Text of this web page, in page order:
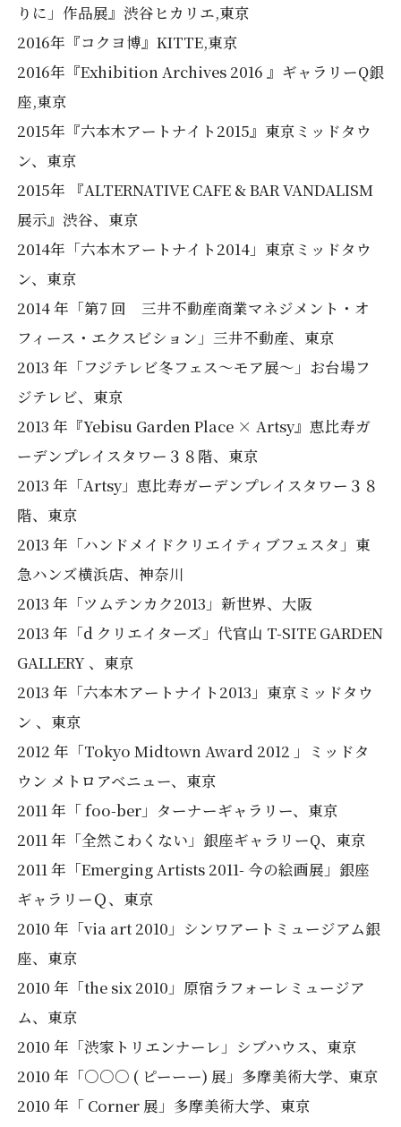
りに」作品展』渋谷ヒカリエ,東京
2016年『コクヨ博』KITTE,東京
2016年『Exhibition Archives 2016 』ギャラリーQ銀
座,東京
2015年『六本木アートナイト2015』東京ミッドタウ
ン、東京
2015年 『ALTERNATIVE CAFE & BAR VANDALISM
展示』渋谷、東京
2014年「六本木アートナイト2014」東京ミッドタウ
ン、東京
2014 年「第7 回 三井不動産商業マネジメント・オ
フィース・エクスビション」三井不動産、東京
2013 年「フジテレビ冬フェス～モア展～」お台場フ
ジテレビ、東京
2013 年『Yebisu Garden Place × Artsy』恵比寿ガ
ーデンプレイスタワー３８階、東京
2013 年「Artsy」恵比寿ガーデンプレイスタワー３８
階、東京
2013 年「ハンドメイドクリエイティブフェスタ」東
急ハンズ横浜店、神奈川
2013 年「ツムテンカク2013」新世界、大阪
2013 年「d クリエイターズ」代官山 T-SITE GARDEN
GALLERY 、東京
2013 年「六本木アートナイト2013」東京ミッドタウ
ン 、東京
2012 年「Tokyo Midtown Award 2012 」ミッドタ
ウン メトロアベニュー、東京
2011 年「 foo-ber」ターナーギャラリー、東京
2011 年「全然こわくない」銀座ギャラリーQ、東京
2011 年「Emerging Artists 2011- 今の絵画展」銀座
ギャラリーＱ、東京
2010 年「via art 2010」シンワアートミュージアム銀
座、東京
2010 年「the six 2010」原宿ラフォーレミュージア
ム、東京
2010 年「渋家トリエンナーレ」シブハウス、東京
2010 年「○○○ ( ピーーー) 展」多摩美術大学、東京
2010 年「 Corner 展」多摩美術大学、東京